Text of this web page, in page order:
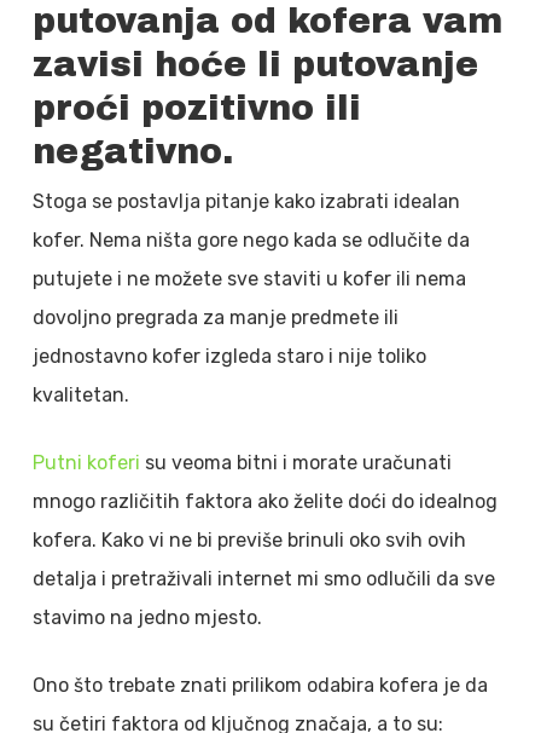
putovanja od kofera vam
zavisi hoće li putovanje
proći pozitivno ili
negativno.
Stoga se postavlja pitanje kako izabrati idealan
kofer. Nema ništa gore nego kada se odlučite da
putujete i ne možete sve staviti u kofer ili nema
dovoljno pregrada za manje predmete ili
jednostavno kofer izgleda staro i nije toliko
kvalitetan.
Putni koferi su veoma bitni i morate uračunati
mnogo različitih faktora ako želite doći do idealnog
kofera. Kako vi ne bi previše brinuli oko svih ovih
detalja i pretraživali internet mi smo odlučili da sve
stavimo na jedno mjesto.
Ono što trebate znati prilikom odabira kofera je da
su četiri faktora od ključnog značaja, a to su: